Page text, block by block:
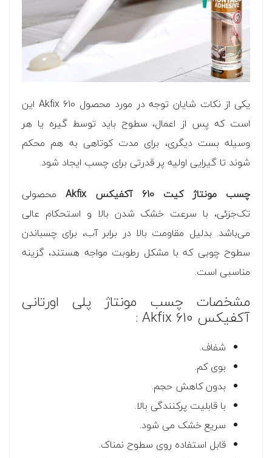
یکی از نکات شایان توجه در مورد محصول Akfix 610 این
است که پس از اعمال، سطوح باید توسط گیره یا هر
وسیله بست دیگری، برای مدت کوتاهی به هم محکم
شوند تا گیرایی اولیه پر قدرتی برای چسب ایجاد شود.
چسب مونتاژ کیت 610 آکفیکس Akfix
محصولی
تک‌جزئی، با سرعت خشک شدن بالا و استحکام عالی
می‌باشد. بدلیل مقاومت بالا در برابر آب، برای چسباندن
سطوح چوبی که با مشکل رطوبت مواجه هستند، گزینه
مناسبی است.
مشخصات چسب مونتاژ پلی اورتانی
آکفیکس 610 Akfix :
شفاف.
بوی کم.
بدون کاهش حجم.
با قابلیت پرکنندگی بالا.
سریع خشک می شود.
قابل استفاده روی سطوح نمناک.